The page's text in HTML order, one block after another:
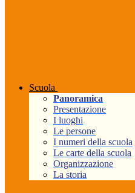
Scuola
Panoramica
Presentazione
I luoghi
Le persone
I numeri della scuola
Le carte della scuola
Organizzazione
La storia